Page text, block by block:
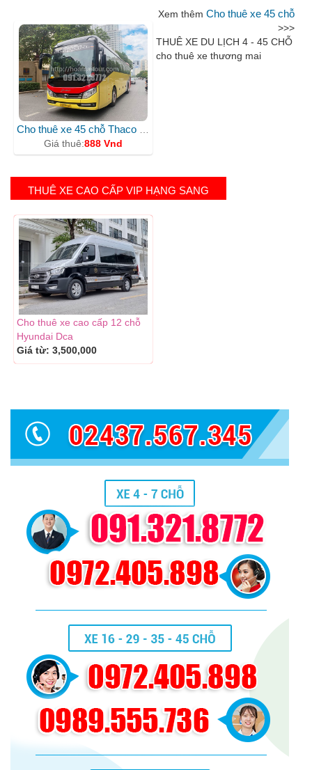
Giá thuê:888 Vnd
Xem thêm Cho thuê xe 45 chỗ
>>>
THUÊ XE DU LỊCH 4 - 45 CHỖ
cho thuê xe thương mai
THUÊ XE CAO CẤP VIP HẠNG SANG
Cho thuê xe cao cấp 12 chỗ
Hyundai Dca
Giá từ:3,500,000